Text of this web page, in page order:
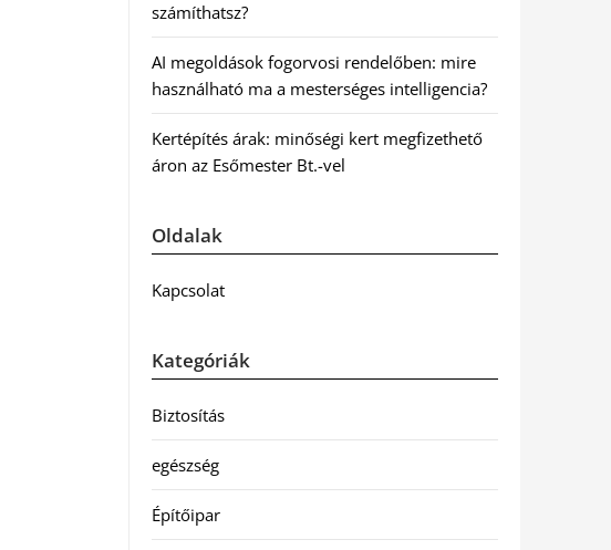
számíthatsz?
AI megoldások fogorvosi rendelőben: mire
használható ma a mesterséges intelligencia?
Kertépítés árak: minőségi kert megfizethető
áron az Esőmester Bt.-vel
Oldalak
Kapcsolat
Kategóriák
Biztosítás
egészség
Építőipar